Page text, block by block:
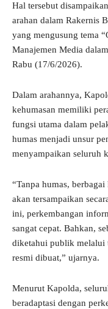
Hal tersebut
arahan dalam Rakernis
yang mengusung tema
Manajemen Media
Rabu (17/6/2026).
Dalam arahannya,
kehumasan memiliki
fungsi utama dalam
humas menjadi unsur
menyampaikan seluruh
“Tanpa humas,
akan tersampaikan
ini, perkembangan
sangat cepat. Bahkan,
diketahui publik melalui
resmi dibuat,” ujarnya.
Menurut Kapolda,
beradaptasi dengan